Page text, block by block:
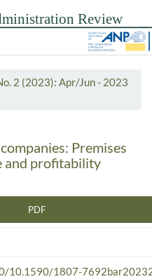
2 (2023): Apr/Jun - 2023
Premises
and profitability
PDF
10.1590/1807-